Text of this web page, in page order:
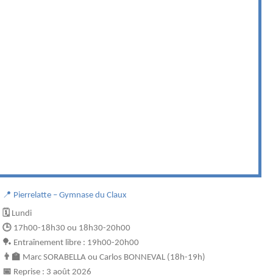
📍 Pierrelatte – Gymnase du Claux
🗓️ Lundi
🕒 17h00-18h30 ou 18h30-20h00
🏓 Entraînement libre : 19h00-20h00
👨‍🏫 Marc SORABELLA ou Carlos BONNEVAL (18h-19h)
📅 Reprise : 3 août 2026